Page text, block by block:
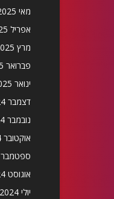
מאי 2025
אפריל 2025
מרץ 2025
פברואר 2025
ינואר 2025
דצמבר 2024
נובמבר 2024
אוקטובר 2024
ספטמבר 2024
אוגוסט 2024
יולי 2024